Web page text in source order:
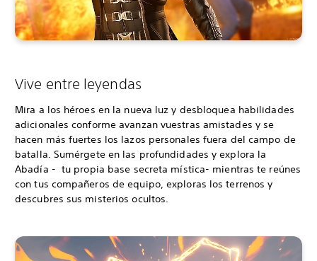
Vive entre leyendas
Mira a los héroes en la nueva luz y desbloquea habilidades
adicionales conforme avanzan vuestras amistades y se
hacen más fuertes los lazos personales fuera del campo de
batalla. Sumérgete en las profundidades y explora la
Abadía - tu propia base secreta mística- mientras te reúnes
con tus compañeros de equipo, exploras los terrenos y
descubres sus misterios ocultos.